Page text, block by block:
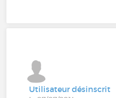
Utilisateur désinscrit